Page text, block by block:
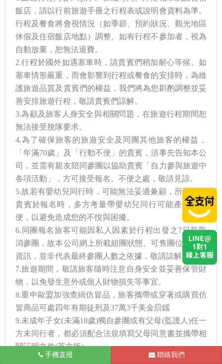
飯店，請以行前旅遊手冊之行程表或說明會資料為準。
行程及餐食將會視情況（如季節、預約狀況、觀光地區
休假及住宿飯店地點）調整。如有行程不參加者，視為
自動放棄，恕無法退費。
2.行程於國外如遇塞車時，請貴賓們稍加耐心等候。如
塞車情形嚴重，而會影響到行程或餐食的安排時，為維
護旅遊品質及貴賓們的權益，我們將為您斟酌調整並妥
善安排旅遊行程，敬請貴賓們諒解。
3.為顧及旅客人身安全與相關問題，在旅遊行程期間恕
無法接受脫隊要求。
4.為了確保旅客的旅遊安全及同團其他旅客的權益，
「年滿70歲」及「行動不便」的貴賓，須事先告知本公
司，並需有親友陪同參團以協助貴賓「自力參與旅遊中
各項活動」，方可接受報名。不便之處，敬請見諒。
5.故若有嬰幼兒同行時，可能無法妥適兼顧，所以煩請
貴賓於報名時，多方考量帶嬰幼兒同行可能產生的不
便，以避免造成您的不悅與困擾。
6.同團報名旅客可能因私人因素於行程出發之7日前取
消參團，故本公司網上所載組團狀態、可售團位等即時
資訊，並非代表最終參團人數之依據，敬請諒解。
7.旅遊期間，敬請旅客隨時注意自身安全並妥善保管財
物，以免發生意外或個人財物損失等事宜。
8.重申歐盟加強查緝仿冒品，旅客攜帶或穿著或購買仿
冒商品可處四年有期徒刑及37萬3千美金罰鍰
9.未成年子女(未滿18歲)獨自參團或有父母(監護人)任一
方未同行者，都必須配合法規填寫父母同意書並攜帶相
關証明文件(英文版)。
10.此行程報價限持中華民國護照散客參團適用，整組
手機直撥
台北 聯絡我們